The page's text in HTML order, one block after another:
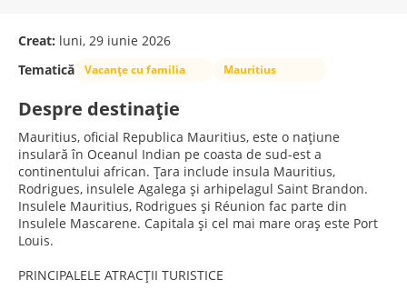
Creat: luni, 29 iunie 2026
Tematică
Vacanțe cu familia Mauritius
Despre destinație
Mauritius, oficial Republica Mauritius, este o națiune
insulară în Oceanul Indian pe coasta de sud-est a
continentului african. Țara include insula Mauritius,
Rodrigues, insulele Agalega și arhipelagul Saint Brandon.
Insulele Mauritius, Rodrigues și Réunion fac parte din
Insulele Mascarene. Capitala și cel mai mare oraș este Port
Louis.
PRINCIPALELE ATRACȚII TURISTICE